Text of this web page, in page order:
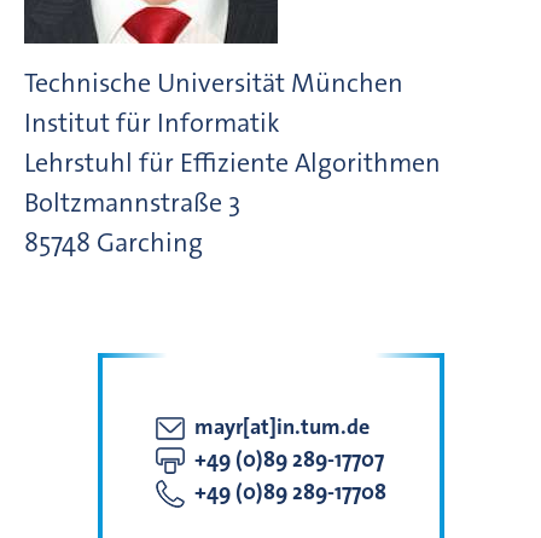
Technische Universität München
Institut für Informatik
Lehrstuhl für Effiziente Algorithmen
Boltzmannstraße 3
85748 Garching
mayr[at]in.tum.de
+49 (0)89 289-17707
+49 (0)89 289-17708